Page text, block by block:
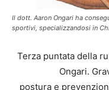
Il dott. Aaron Ongari ha
sportivi, specializzandosi in
Terza puntata della
Ongari.
postura e